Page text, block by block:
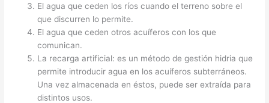
El agua que ceden los ríos cuando el terreno sobre el
que discurren lo permite.
El agua que ceden otros acuíferos con los que
comunican.
La recarga artificial: es un método de gestión hidria que
permite introducir agua en los acuíferos subterráneos.
Una vez almacenada en éstos, puede ser extraída para
distintos usos.